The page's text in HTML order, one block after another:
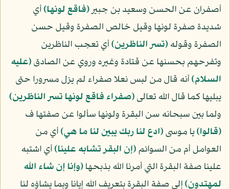
أصفران عن الحسن وسعيد بن جبير﴿فاقع لونها﴾أي
شديدة صفرة لونها وقيل خالص الصفرة وقيل حسن
الصفرة وقوله﴿تسر الناظرين﴾أي تعجب الناظرين
وتفرحهم بحسنها عن قتادة وغيره وروي عن الصادق(عليه
السلام)أنه قال من لبس نعلا صفراء لم يزل مسرورا حتى
يبليها كما قال الله تعالى﴿صفراء فاقع لونها تسر الناظرين﴾
ولما بين سبحانه سن البقرة ولونها سألوا عن صفتها ف
﴿قالوا﴾يا موسى﴿ادع لنا ربك يبين لنا ما هي﴾أي من
العوامل أم من السوائم﴿إن البقر تشابه علينا﴾أي اشتبه
علينا صفة البقرة التي أمرنا الله بذبحها﴿وإنا إن شاء الله
لمهتدون﴾إلى صفة البقرة بتعريف الله إيانا وبما يشاؤه لنا